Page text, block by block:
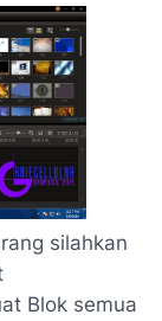
silahkan
Blok semua